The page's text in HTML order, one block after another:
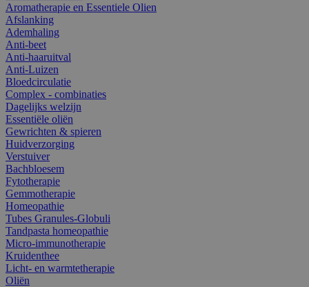
Aromatherapie en Essentiele Olien
Afslanking
Ademhaling
Anti-beet
Anti-haaruitval
Anti-Luizen
Bloedcirculatie
Complex - combinaties
Dagelijks welzijn
Essentiële oliën
Gewrichten & spieren
Huidverzorging
Verstuiver
Bachbloesem
Fytotherapie
Gemmotherapie
Homeopathie
Tubes Granules-Globuli
Tandpasta homeopathie
Micro-immunotherapie
Kruidenthee
Licht- en warmtetherapie
Oliën